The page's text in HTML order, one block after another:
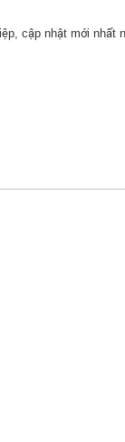
cập nhật mới nhất